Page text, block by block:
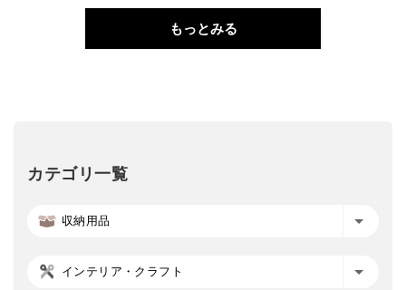
もっとみる
カテゴリ一覧
収納用品
インテリア・クラフト